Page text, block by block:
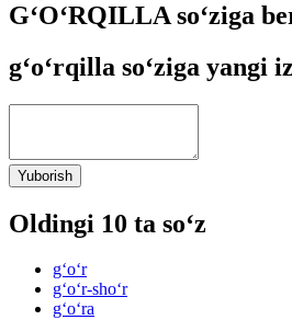
G‘O‘RQILLA so‘ziga
g‘o‘rqilla so‘ziga yangi
Yuborish
Oldingi 10 ta so‘z
g‘o‘r
g‘o‘r-sho‘r
g‘o‘ra